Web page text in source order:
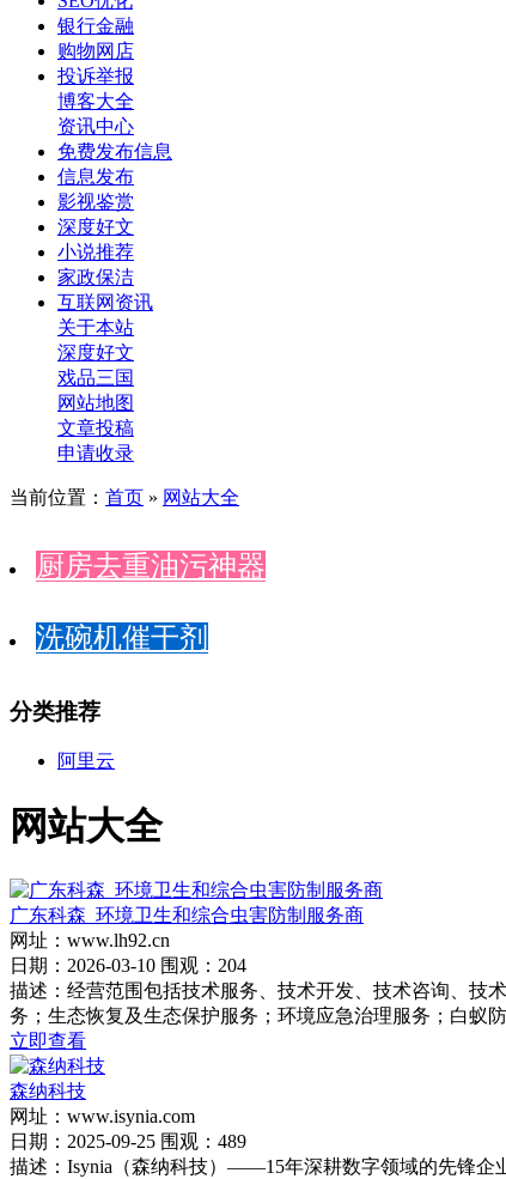
银行金融
购物网店
投诉举报
博客大全
资讯中心
免费发布信息
信息发布
影视鉴赏
深度好文
小说推荐
家政保洁
互联网资讯
关于本站
深度好文
戏品三国
网站地图
文章投稿
申请收录
当前位置： 首页 » 网站大全
厨房去重油污神器
洗碗机催干剂
分类推荐
阿里云
网站大全
广东科森_环境卫生和综合虫害防制服务商
网址：www.lh92.cn
日期：2026-03-10 围观：204
描述：经营范围包括技术服务、技术开发、技术咨询、技
务；生态恢复及生态保护服务；环境应急治理服务；白蚁
立即查看
森纳科技
网址：www.isynia.com
日期：2025-09-25 围观：489
描述：Isynia（森纳科技）——15年深耕数字领域的先锋企